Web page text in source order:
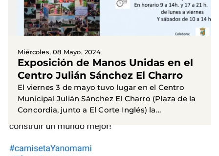
Miércoles, 08 Mayo, 2024
Exposición de Manos Unidas en el
Centro Julián Sánchez El Charro
El viernes 3 de mayo tuvo lugar en el Centro
Municipal Julián Sánchez El Charro (Plaza de la
Concordia, junto a El Corte Inglés) la
conmemorativa de los 65 años de...